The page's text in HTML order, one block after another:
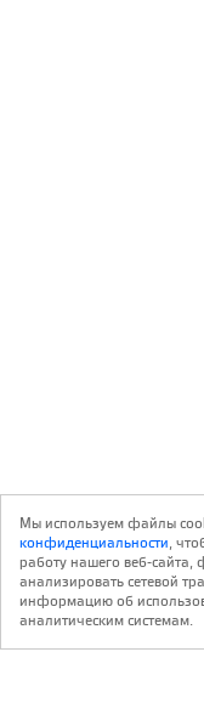
Мы используем файлы
конфиденциальности,
работу нашего веб-сайта,
анализировать сетевой
информацию об
аналитическим системам.